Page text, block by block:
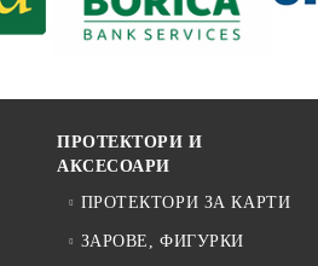
ПРОТЕКТОРИ И
АКСЕСОАРИ
ПРОТЕКТОРИ ЗА КАРТИ
ЗАРОВЕ, ФИГУРКИ